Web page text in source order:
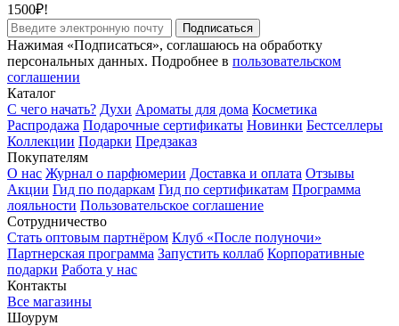
1500₽!
Подписаться
Нажимая «Подписаться», соглашаюсь на обработку
персональных данных. Подробнее в пользовательском
соглашении
Каталог
С чего начать? Духи Ароматы для дома Косметика
Распродажа Подарочные сертификаты Новинки Бестселлеры
Коллекции Подарки Предзаказ
Покупателям
О нас Журнал о парфюмерии Доставка и оплата Отзывы
Акции Гид по подаркам Гид по сертификатам Программа
лояльности Пользовательское соглашение
Сотрудничество
Стать оптовым партнёром Клуб «После полуночи»
Партнерская программа Запустить коллаб Корпоративные
подарки Работа у нас
Контакты
Все магазины
Шоурум